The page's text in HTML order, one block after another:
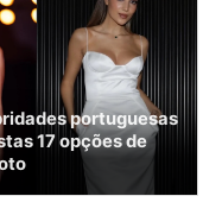
portuguesas
17 opções de